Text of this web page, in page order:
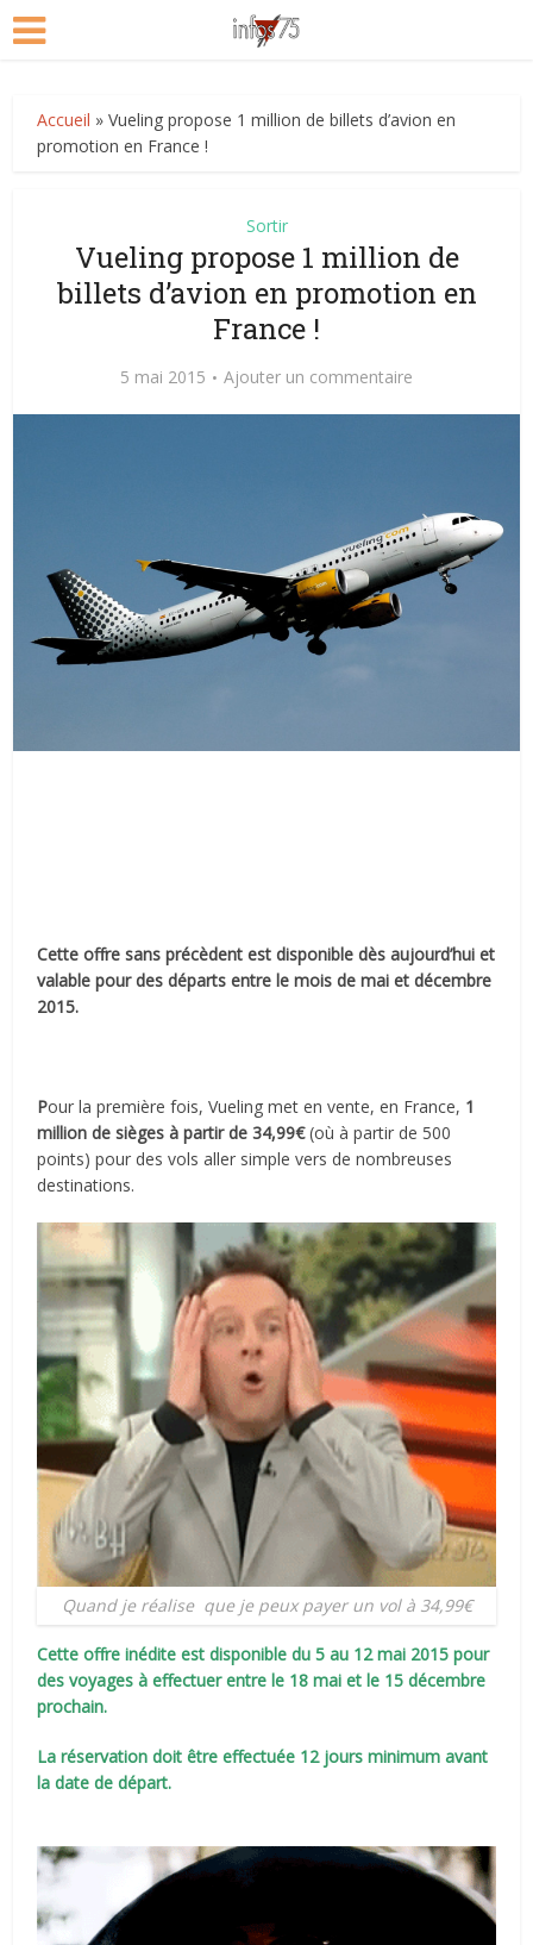
Accueil »Vueling propose 1 million de billets d’avion en
promotion en France !
Sortir
Vueling propose 1 million de
billets d’avion en promotion en
France !
5 mai 2015 Ajouter un commentaire
Cette offre sans précèdent est disponible dès aujourd’hui et
valable pour des départs entre le mois de mai et décembre
2015.
Pour la première fois, Vueling met en vente, en France, 1
million de sièges à partir de 34,99€(où à partir de 500
points) pour des vols aller simple vers de nombreuses
destinations.
Quand je réalise que je peux payer un vol à 34,99€
Cette offre inédite est disponible du 5 au 12 mai 2015 pour
des voyages à effectuer entre le 18 mai et le 15 décembre
prochain.
La réservation doit être effectuée 12 jours minimum avant
la date de départ.